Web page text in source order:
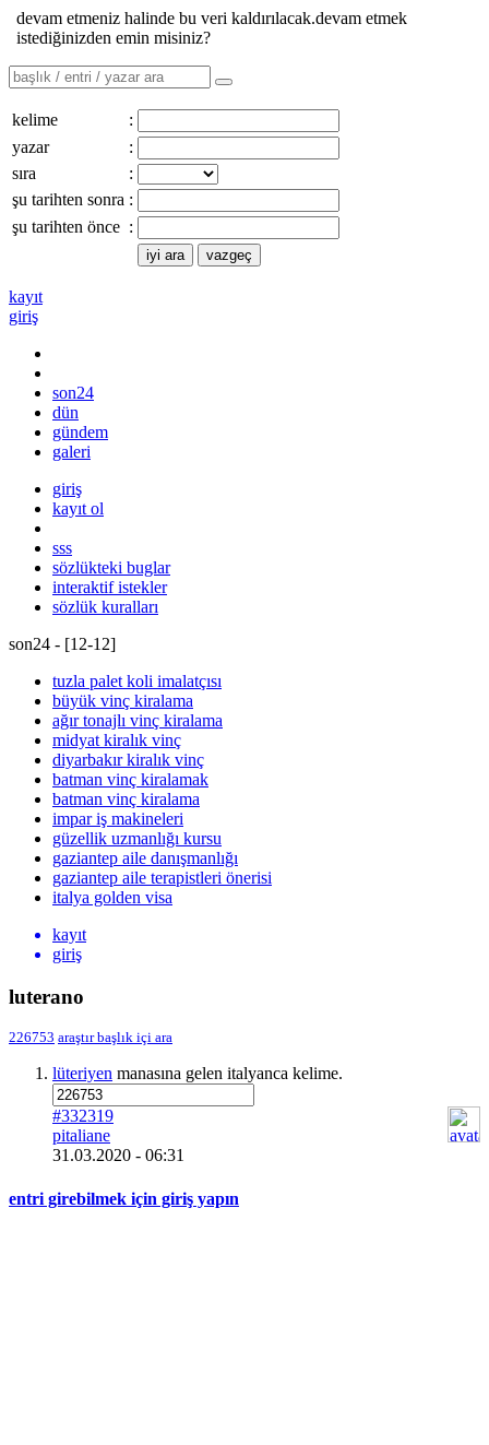
devam etmeniz halinde bu veri kaldırılacak.devam etmek
istediğinizden emin misiniz?
kelime
:
yazar
:
sıra
:
şu tarihten sonra :
şu tarihten önce :
kayıt
giriş
son24
dün
gündem
galeri
giriş
kayıt ol
sss
sözlükteki buglar
interaktif istekler
sözlük kuralları
son24 - [12-12]
tuzla palet koli imalatçısı
büyük vinç kiralama
ağır tonajlı vinç kiralama
midyat kiralık vinç
diyarbakır kiralık vinç
batman vinç kiralamak
batman vinç kiralama
impar iş makineleri
güzellik uzmanlığı kursu
gaziantep aile danışmanlığı
gaziantep aile terapistleri önerisi
italya golden visa
kayıt
giriş
luterano
226753 araştırbaşlık içi ara
lüteriyen manasına gelen italyanca kelime.
#332319
pitaliane
31.03.2020 - 06:31
entri girebilmek için giriş yapın